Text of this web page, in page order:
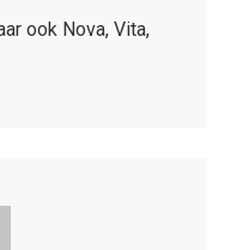
ook Nova, Vita,